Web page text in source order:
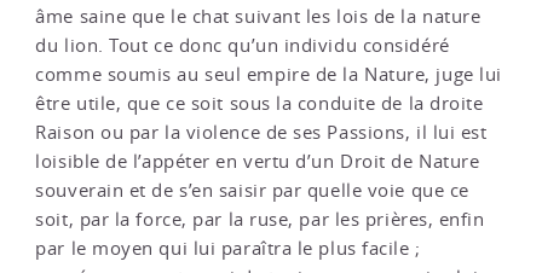
âme saine que le chat suivant les lois de la nature
du lion. Tout ce donc qu’un individu considéré
comme soumis au seul empire de la Nature, juge lui
être utile, que ce soit sous la conduite de la droite
Raison ou par la violence de ses Passions, il lui est
loisible de l’appéter en vertu d’un Droit de Nature
souverain et de s’en saisir par quelle voie que ce
soit, par la force, par la ruse, par les prières, enfin
par le moyen qui lui paraîtra le plus facile ;